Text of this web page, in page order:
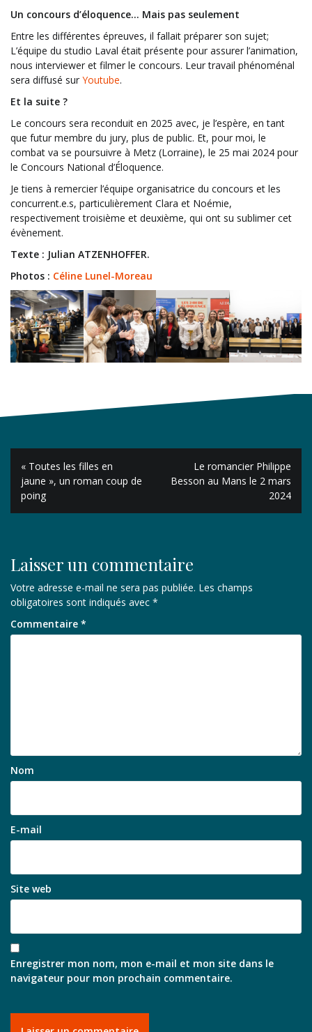
Un concours d’éloquence… Mais pas seulement
Entre les différentes épreuves, il fallait préparer son sujet;
L’équipe du studio Laval était présente pour assurer l’animation,
nous interviewer et filmer le concours. Leur travail phénoménal
sera diffusé sur Youtube.
Et la suite ?
Le concours sera reconduit en 2025 avec, je l’espère, en tant
que futur membre du jury, plus de public. Et, pour moi, le
combat va se poursuivre à Metz (Lorraine), le 25 mai 2024 pour
le Concours National d’Éloquence.
Je tiens à remercier l’équipe organisatrice du concours et les
concurrent.e.s, particulièrement Clara et Noémie,
respectivement troisième et deuxième, qui ont su sublimer cet
évènement.
Texte : Julian ATZENHOFFER.
Photos : Céline Lunel-Moreau
Navigation
de
l’article
« Toutes les filles en
jaune », un roman coup de
poing
Le romancier Philippe
Besson au Mans le 2 mars
2024
Laisser un commentaire
Votre adresse e-mail ne sera pas publiée. Les champs
obligatoires sont indiqués avec *
Commentaire *
Nom
E-mail
Site web
Enregistrer mon nom, mon e-mail et mon site dans le
navigateur pour mon prochain commentaire.